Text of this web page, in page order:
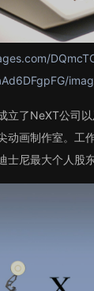
立了NeXT公司
动画制作室。工
士尼最大个人股东